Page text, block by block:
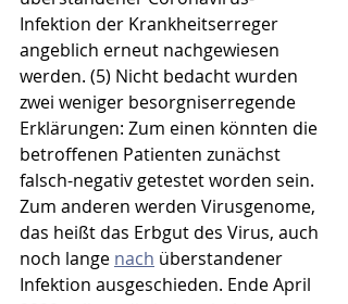
Infektion der Krankheitserreger
angeblich erneut nachgewiesen
werden. (5) Nicht bedacht wurden
zwei weniger besorgniserregende
Erklärungen: Zum einen könnten die
betroffenen Patienten zunächst
falsch-negativ getestet worden sein.
Zum anderen werden Virusgenome,
das heißt das Erbgut des Virus, auch
noch lange nach überstandener
Infektion ausgeschieden. Ende April